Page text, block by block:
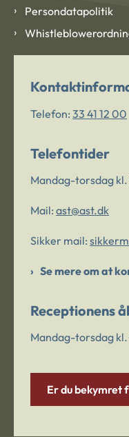
Persondatapolitik
Telefon: 33 41 12 00
Telefontider
Mandag-torsdag kl.
Mail: ast@ast.dk
Sikker mail:
Se mere om at
Receptionens
Mandag-torsdag kl.
Er du bekymret